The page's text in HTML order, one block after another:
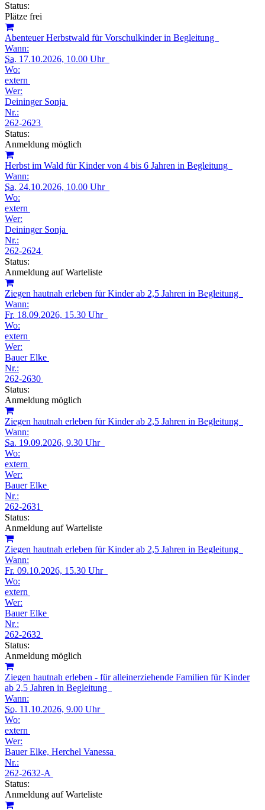
Status:
Plätze frei
Abenteuer Herbstwald für Vorschulkinder in Begleitung
Wann:
Sa. 17.10.2026, 10.00 Uhr
Wo:
extern
Wer:
Deininger Sonja
Nr.:
262-2623
Status:
Anmeldung möglich
Herbst im Wald für Kinder von 4 bis 6 Jahren in Begleitung
Wann:
Sa. 24.10.2026, 10.00 Uhr
Wo:
extern
Wer:
Deininger Sonja
Nr.:
262-2624
Status:
Anmeldung auf Warteliste
Ziegen hautnah erleben für Kinder ab 2,5 Jahren in Begleitung
Wann:
Fr. 18.09.2026, 15.30 Uhr
Wo:
extern
Wer:
Bauer Elke
Nr.:
262-2630
Status:
Anmeldung möglich
Ziegen hautnah erleben für Kinder ab 2,5 Jahren in Begleitung
Wann:
Sa. 19.09.2026, 9.30 Uhr
Wo:
extern
Wer:
Bauer Elke
Nr.:
262-2631
Status:
Anmeldung auf Warteliste
Ziegen hautnah erleben für Kinder ab 2,5 Jahren in Begleitung
Wann:
Fr. 09.10.2026, 15.30 Uhr
Wo:
extern
Wer:
Bauer Elke
Nr.:
262-2632
Status:
Anmeldung möglich
Ziegen hautnah erleben - für alleinerziehende Familien für Kinder
ab 2,5 Jahren in Begleitung
Wann:
So. 11.10.2026, 9.00 Uhr
Wo:
extern
Wer:
Bauer Elke, Herchel Vanessa
Nr.:
262-2632-A
Status:
Anmeldung auf Warteliste